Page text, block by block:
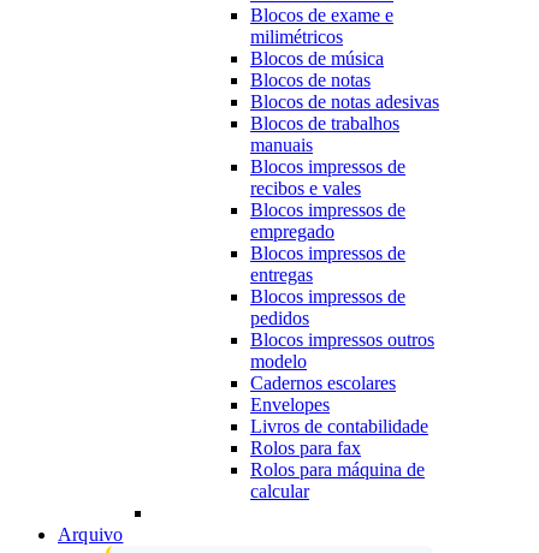
Blocos de exame e
milimétricos
Blocos de música
Blocos de notas
Blocos de notas adesivas
Blocos de trabalhos
manuais
Blocos impressos de
recibos e vales
Blocos impressos de
empregado
Blocos impressos de
entregas
Blocos impressos de
pedidos
Blocos impressos outros
modelo
Cadernos escolares
Envelopes
Livros de contabilidade
Rolos para fax
Rolos para máquina de
calcular
Arquivo